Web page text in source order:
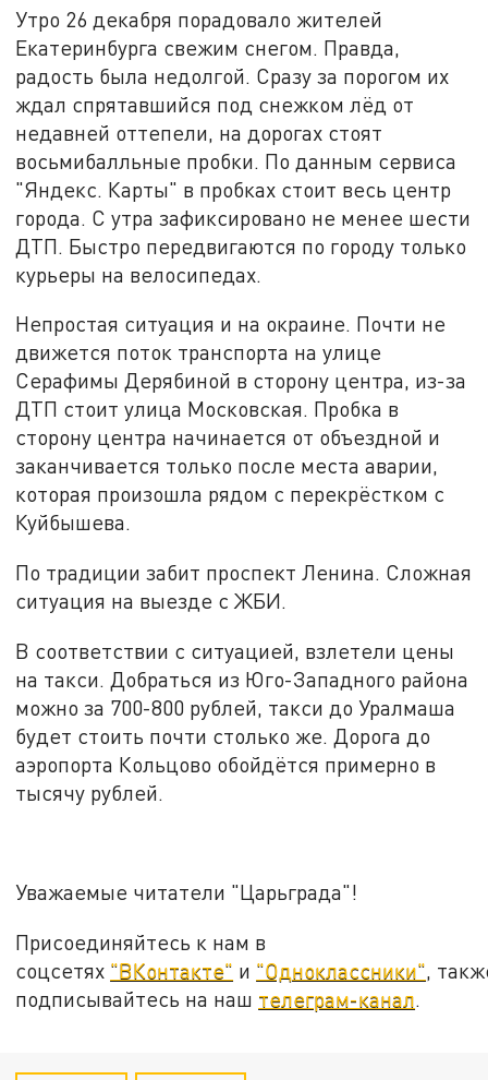
Утро 26 декабря порадовало жителей
Екатеринбурга свежим снегом. Правда,
радость была недолгой. Сразу за порогом их
ждал спрятавшийся под снежком лёд от
недавней оттепели, на дорогах стоят
восьмибалльные пробки. По данным сервиса
"Яндекс. Карты" в пробках стоит весь центр
города. С утра зафиксировано не менее шести
ДТП. Быстро передвигаются по городу только
курьеры на велосипедах.
Непростая ситуация и на окраине. Почти не
движется поток транспорта на улице
Серафимы Дерябиной в сторону центра, из-за
ДТП стоит улица Московская. Пробка в
сторону центра начинается от объездной и
заканчивается только после места аварии,
которая произошла рядом с перекрёстком с
Куйбышева.
По традиции забит проспект Ленина. Сложная
ситуация на выезде с ЖБИ.
В соответствии с ситуацией, взлетели цены
на такси. Добраться из Юго-Западного района
можно за 700-800 рублей, такси до Уралмаша
будет стоить почти столько же. Дорога до
аэропорта Кольцово обойдётся примерно в
тысячу рублей.
Уважаемые читатели "Царьграда"!
Присоединяйтесь к нам в
соцсетях "ВКонтакте" и "Одноклассники",
подписывайтесь на наш телеграм-канал.